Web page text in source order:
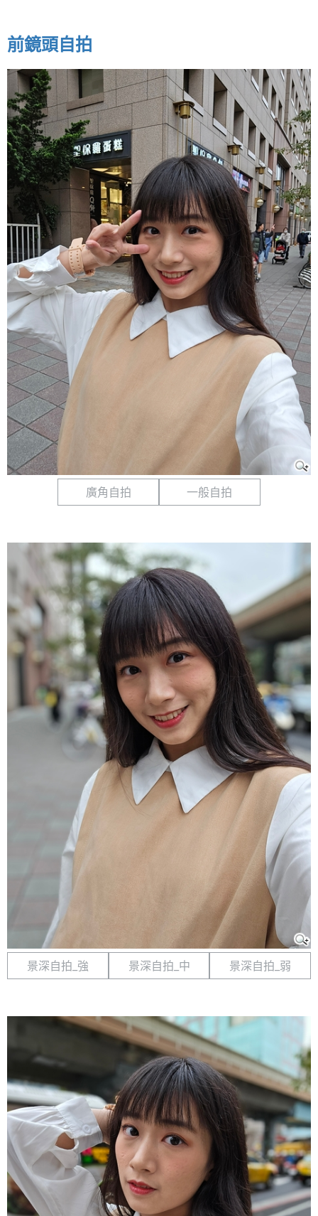
前鏡頭自拍
廣角自拍 一般自拍
景深自拍_強 景深自拍_中 景深自拍_弱